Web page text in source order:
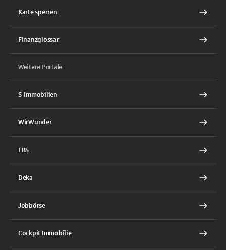
Karte sperren
Finanzglossar
Weitere Portale
S-Immobilien
WirWunder
LBS
Deka
Jobbörse
Cockpit Immobilie